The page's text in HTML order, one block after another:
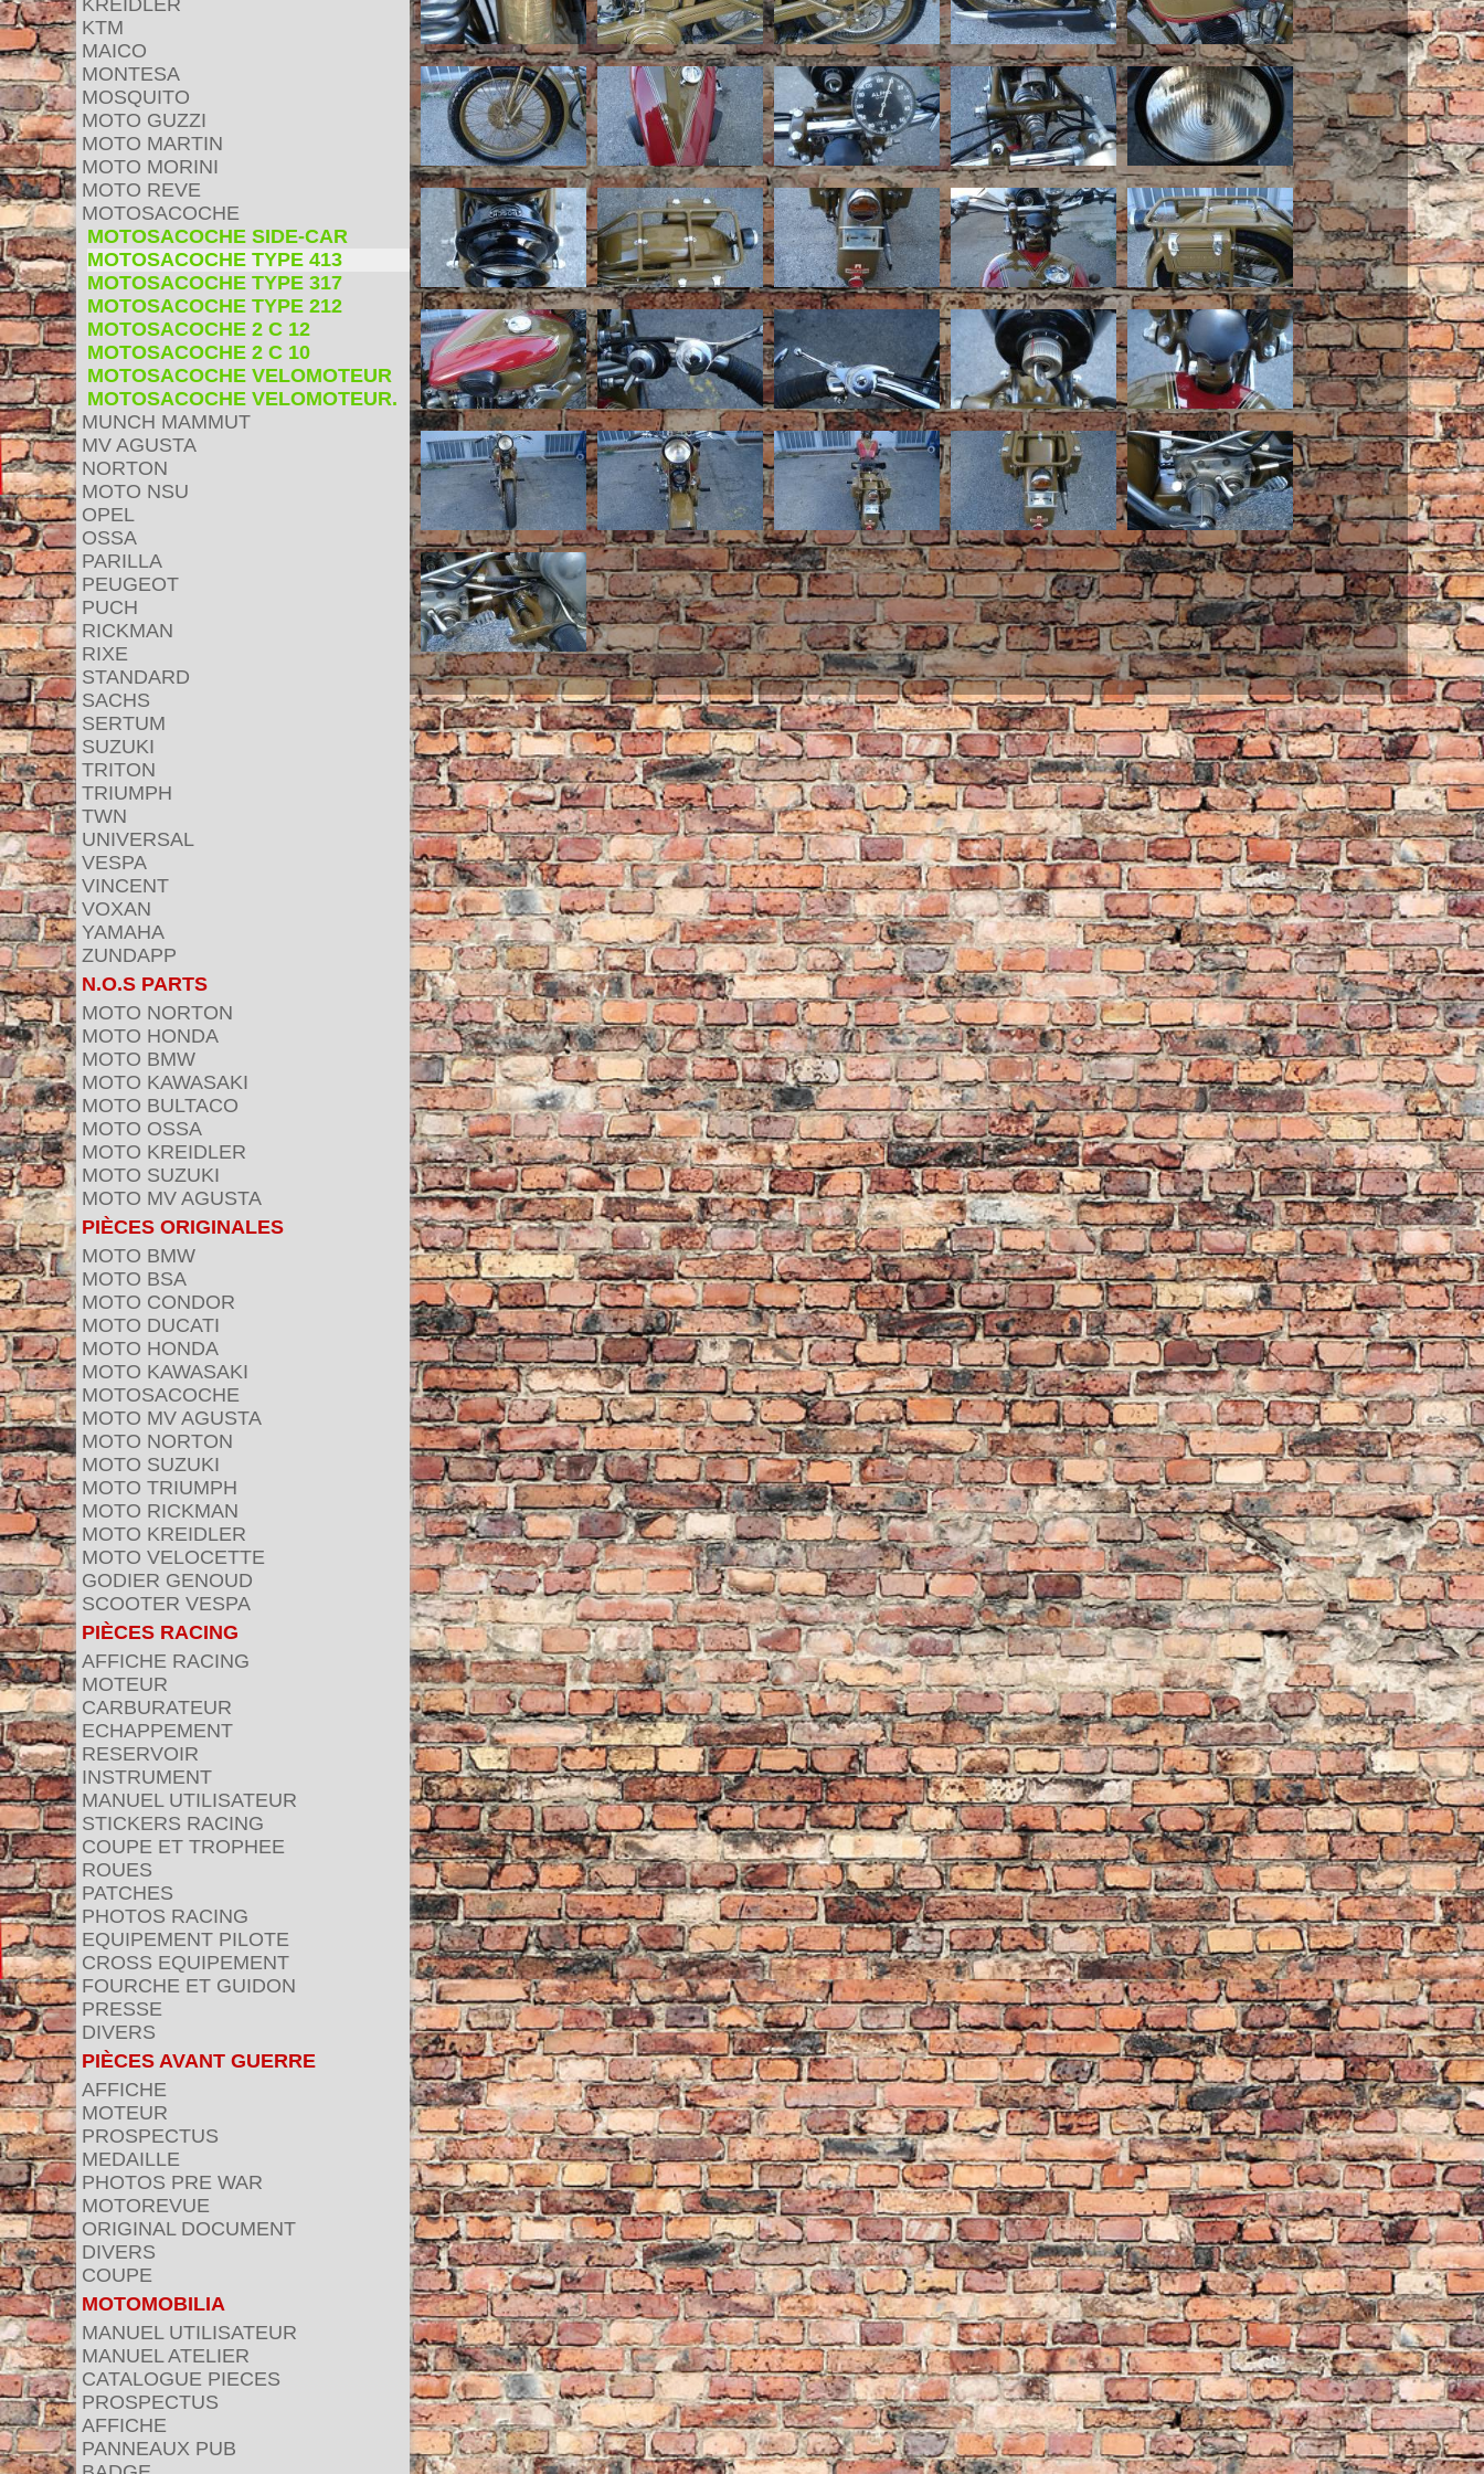
KREIDLER
KTM
MAICO
MONTESA
MOSQUITO
MOTO GUZZI
MOTO MARTIN
MOTO MORINI
MOTO REVE
MOTOSACOCHE
MOTOSACOCHE SIDE-CAR
MOTOSACOCHE TYPE 413
MOTOSACOCHE TYPE 317
MOTOSACOCHE TYPE 212
MOTOSACOCHE 2 C 12
MOTOSACOCHE 2 C 10
MOTOSACOCHE VELOMOTEUR
MOTOSACOCHE VELOMOTEUR.
MUNCH MAMMUT
MV AGUSTA
NORTON
MOTO NSU
OPEL
OSSA
PARILLA
PEUGEOT
PUCH
RICKMAN
RIXE
STANDARD
SACHS
SERTUM
SUZUKI
TRITON
TRIUMPH
TWN
UNIVERSAL
VESPA
VINCENT
VOXAN
YAMAHA
ZUNDAPP
N.O.S PARTS
MOTO NORTON
MOTO HONDA
MOTO BMW
MOTO KAWASAKI
MOTO BULTACO
MOTO OSSA
MOTO KREIDLER
MOTO SUZUKI
MOTO MV AGUSTA
PIÈCES ORIGINALES
MOTO BMW
MOTO BSA
MOTO CONDOR
MOTO DUCATI
MOTO HONDA
MOTO KAWASAKI
MOTOSACOCHE
MOTO MV AGUSTA
MOTO NORTON
MOTO SUZUKI
MOTO TRIUMPH
MOTO RICKMAN
MOTO KREIDLER
MOTO VELOCETTE
GODIER GENOUD
SCOOTER VESPA
PIÈCES RACING
AFFICHE RACING
MOTEUR
CARBURATEUR
ECHAPPEMENT
RESERVOIR
INSTRUMENT
MANUEL UTILISATEUR
STICKERS RACING
COUPE ET TROPHEE
ROUES
PATCHES
PHOTOS RACING
EQUIPEMENT PILOTE
CROSS EQUIPEMENT
FOURCHE ET GUIDON
PRESSE
DIVERS
PIÈCES AVANT GUERRE
AFFICHE
MOTEUR
PROSPECTUS
MEDAILLE
PHOTOS PRE WAR
MOTOREVUE
ORIGINAL DOCUMENT
DIVERS
COUPE
MOTOMOBILIA
MANUEL UTILISATEUR
MANUEL ATELIER
CATALOGUE PIECES
PROSPECTUS
AFFICHE
PANNEAUX PUB